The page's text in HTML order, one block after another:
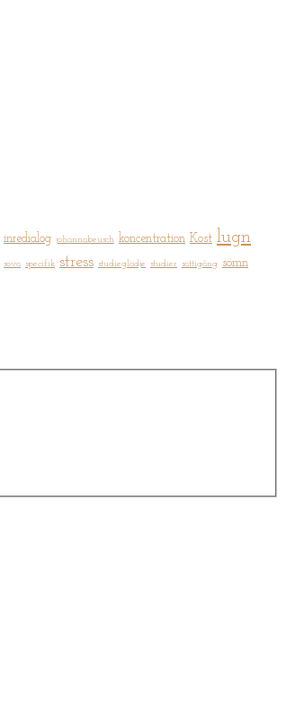
inredialog johannabeusch koncentration Kost lugn
sova specifik stress studieglädje studier sättigång sömn